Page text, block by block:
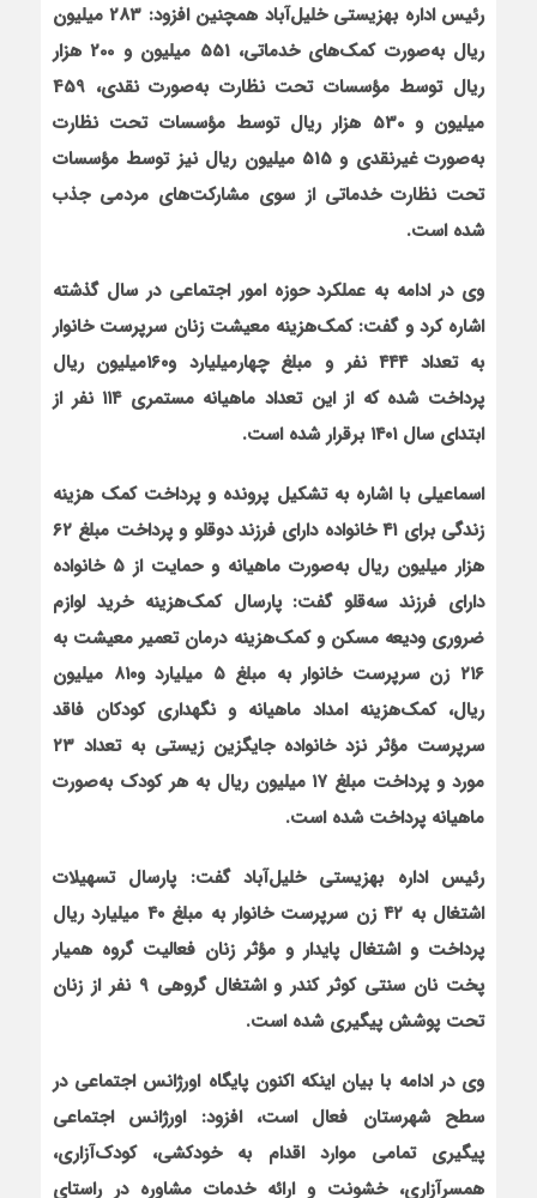
رئیس اداره بهزیستی خلیل‌آباد
هم‏چنین افزود: 283 میلیون
ریال به‌صورت کمک‌های خدماتی، 551 میلیون و 200 هزار
ریال توسط مؤسسات تحت نظارت به‌صورت نقدی، 459
میلیون و 530 هزار ریال توسط مؤسسات تحت نظارت
به‌صورت غیرنقدی و 515 میلیون ریال نیز توسط مؤسسات
تحت نظارت خدماتی از سوی مشارکت‌های مردمی جذب
شده است.
وی در ادامه به عملکرد حوزه امور اجتماعی در سال گذشته
اشاره کرد و گفت: کمک‌هزینه معیشت زنان سرپرست خانوار
به تعداد ۴۴۴ نفر و مبلغ چهارمیلیارد و۱۶۰میلیون ریال
پرداخت شده که از این تعداد ماهیانه مستمری ۱۱۴ نفر از
ابتدای سال ۱۴۰۱ برقرار شده است.
اسماعیلی با اشاره به تشکیل پرونده و پرداخت کمک ‌هزینه
زندگی برای ۴۱ خانواده دارای فرزند دوقلو و پرداخت مبلغ ۶۲
هزار میلیون ریال به‌صورت ماهیانه و حمایت از ۵ خانواده
دارای فرزند سه‌قلو گفت: پارسال کمک‌هزینه خرید لوازم
ضروری ودیعه مسکن و کمک‌هزینه درمان تعمیر معیشت به
۲۱۶ زن سرپرست خانوار به مبلغ ۵ میلیارد و۸۱۰ میلیون
ریال، کمک‌هزینه امداد ماهیانه و نگهداری کودکان فاقد
سرپرست مؤثر نزد خانواده جایگزین زیستی به تعداد ۲۳
مورد و پرداخت مبلغ ۱۷ میلیون ریال به هر کودک به‌صورت
ماهیانه پرداخت شده است.
رئیس اداره بهزیستی خلیل‌آباد گفت: پارسال تسهیلات
اشتغال به ۴۲ زن سرپرست خانوار به مبلغ ۴۰ میلیارد ریال
پرداخت و اشتغال پایدار و مؤثر زنان فعالیت گروه همیار
پخت نان سنتی کوثر کندر و اشتغال گروهی ۹ نفر از زنان
تحت پوشش پیگیری شده است.
وی در ادامه با بیان این‏که اکنون پایگاه اورژانس اجتماعی در
سطح شهرستان فعال است، افزود: اورژانس اجتماعی
پیگیری تمامی موارد اقدام به خودکشی، کودک‌آزاری،
همسرآزاری، خشونت و ارائه خدمات مشاوره در راستای